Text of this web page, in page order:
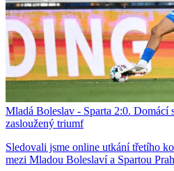
Mladá Boleslav - Sparta 2:0. Domácí
zasloužený triumf
Sledovali jsme online utkání třetího
mezi Mladou Boleslaví a Spartou